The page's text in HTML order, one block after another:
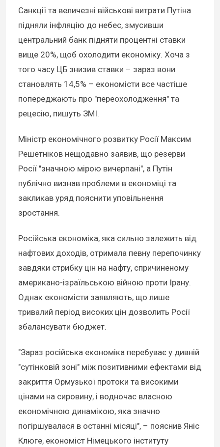
Санкції та величезні військові витрати Путіна
підняли інфляцію до небес, змусивши
центральний банк підняти процентні ставки
вище 20%, щоб охолодити економіку. Хоча з
того часу ЦБ знизив ставки – зараз вони
становлять 14,5% – економісти все частіше
попереджають про "переохолодження" та
рецесію, пишуть ЗМІ.
Міністр економічного розвитку Росії Максим
Решетніков нещодавно заявив, що резерви
Росії "значною мірою вичерпані", а Путін
публічно визнав проблеми в економіці та
закликав уряд пояснити уповільнення
зростання.
Російська економіка, яка сильно залежить від
нафтових доходів, отримала певну перепочинку
завдяки стрибку цін на нафту, спричиненому
американо-ізраїльською війною проти Ірану.
Однак економісти заявляють, що лише
тривалий період високих цін дозволить Росії
збалансувати бюджет.
"Зараз російська економіка перебуває у дивній
"сутінковій зоні" між позитивними ефектами від
закриття Ормузької протоки та високими
цінами на сировину, і водночас власною
економічною динамікою, яка значно
погіршувалася в останні місяці", – пояснив Яніс
Клюге, економіст Німецького інституту